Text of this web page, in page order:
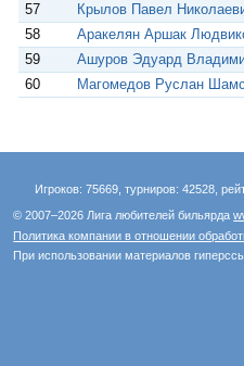
57
Крылов Павел
58
Аракелян Аршак
59
Ашуров Эдуард
60
Магомедов Руслан
Игроков: 75669, турниров: 42528,
© 2007–2026 Лига любителей бильярда
Политика компании в отношении
При использовании материалов